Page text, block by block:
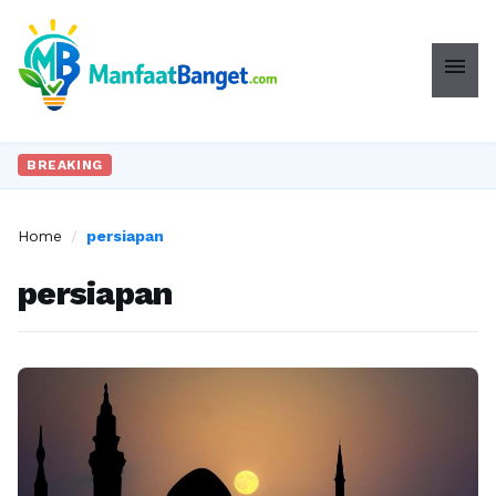
menu
BREAKING
Home / persiapan
persiapan